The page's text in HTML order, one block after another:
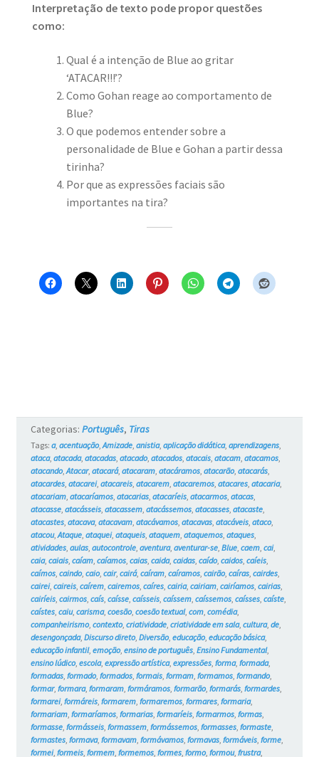
Interpretação de texto pode propor questões
como:
Qual é a intenção de Blue ao gritar
‘ATACAR!!!’?
Como Gohan reage ao comportamento de
Blue?
O que podemos entender sobre a
personalidade de Blue e Gohan a partir dessa
tirinha?
Por que as expressões faciais são
importantes na tira?
Categorias: Português, Tiras
Tags: a, acentuação, Amizade, anistia, aplicação didática, aprendizagens,
ataca, atacada, atacadas, atacado, atacados, atacais, atacam, atacamos,
atacando, Atacar, atacará, atacaram, atacáramos, atacarão, atacarás,
atacardes, atacarei, atacareis, atacarem, atacaremos, atacares, atacaria,
atacariam, atacaríamos, atacarias, atacaríeis, atacarmos, atacas,
atacasse, atacásseis, atacassem, atacássemos, atacasses, atacaste,
atacastes, atacava, atacavam, atacávamos, atacavas, atacáveis, ataco,
atacou, Ataque, ataquei, ataqueis, ataquem, ataquemos, ataques,
atividades, aulas, autocontrole, aventura, aventurar-se, Blue, caem, cai,
caia, caiais, caíam, caíamos, caias, caida, caidas, caído, caidos, caíeis,
caímos, caindo, caio, cair, cairá, caíram, caíramos, cairão, caíras, cairdes,
cairei, caireis, caírem, cairemos, caíres, cairia, cairiam, cairíamos, cairias,
cairíeis, cairmos, caís, caísse, caísseis, caíssem, caíssemos, caísses, caíste,
caístes, caiu, carisma, coesão, coesão textual, com, comédia,
companheirismo, contexto, criatividade, criatividade em sala, cultura, de,
desengonçada, Discurso direto, Diversão, educação, educação básica,
educação infantil, emoção, ensino de português, Ensino Fundamental,
ensino lúdico, escola, expressão artística, expressões, forma, formada,
formadas, formado, formados, formais, formam, formamos, formando,
formar, formara, formaram, formáramos, formarão, formarás, formardes,
formarei, formáreis, formarem, formaremos, formares, formaria,
formariam, formaríamos, formarias, formaríeis, formarmos, formas,
formasse, formásseis, formassem, formássemos, formasses, formaste,
formastes, formava, formavam, formávamos, formavas, formáveis, forme,
formei, formeis, formem, formemos, formes, formo, formou, frustra,